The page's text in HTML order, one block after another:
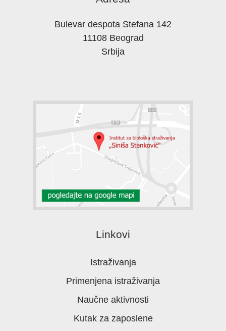
Bulevar despota Stefana 142
11108 Beograd
Srbija
Linkovi
Istraživanja
Primenjena istraživanja
Naučne aktivnosti
Kutak za zaposlene